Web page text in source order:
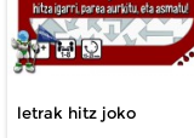
letrak hitz joko